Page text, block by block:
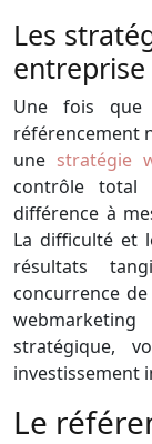
Les
entreprise
Une fois que
référencement
une stratégie
contrôle total
différence à
La difficulté et
résultats
concurrence
stratégique,
investissement
Le